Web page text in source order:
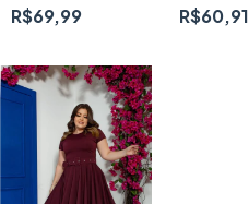
R$69,99 R$60,91